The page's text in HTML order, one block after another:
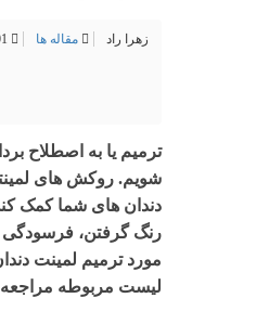
زهرا راد مقاله ها
ترمیم یا به اصطلاح
شویم. روکش های
دندان های شما کمک
رنگ گرفتن، فرسودگی
مورد ترمیم لمینت
لیست مربوطه مراجعه